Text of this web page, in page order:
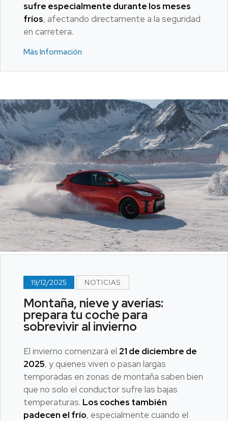
sufre especialmente durante los meses
fríos, afectando directamente a la seguridad
en carretera.
Más Información
19/12/2025 NOTICIAS
Montaña, nieve y averías:
prepara tu coche para
sobrevivir al invierno
El invierno comenzará el 21 de diciembre de
2025, y quienes viven o pasan largas
temporadas en zonas de montaña saben bien
que no solo el conductor sufre las bajas
temperaturas. Los coches también
padecen el frío, especialmente cuando el